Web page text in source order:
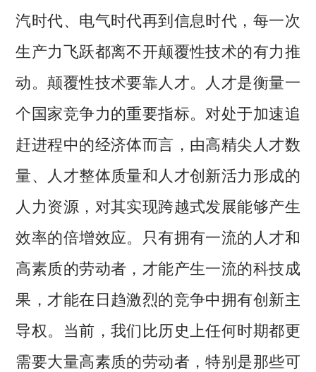
汽时代、电气时代再到信息时代，每一次
生产力飞跃都离不开颠覆性技术的有力推
动。颠覆性技术要靠人才。人才是衡量一
个国家竞争力的重要指标。对处于加速追
赶进程中的经济体而言，由高精尖人才数
量、人才整体质量和人才创新活力形成的
人力资源，对其实现跨越式发展能够产生
效率的倍增效应。只有拥有一流的人才和
高素质的劳动者，才能产生一流的科技成
果，才能在日趋激烈的竞争中拥有创新主
导权。当前，我们比历史上任何时期都更
需要大量高素质的劳动者，特别是那些可